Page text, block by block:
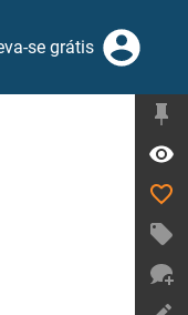
se grátis